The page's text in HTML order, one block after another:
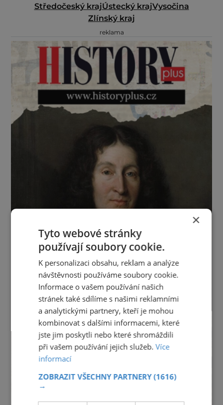
Středočeský krajÚstecký krajVysočina
Zlínský kraj
reklama
×
Tyto webové stránky
používají soubory cookie.
K personalizaci obsahu, reklam a analýze
návštěvnosti používáme soubory cookie.
Informace o vašem používání našich
stránek také sdílíme s našimi reklamními
a analytickými partnery, kteří je mohou
kombinovat s dalšími informacemi, které
jste jim poskytli nebo které shromáždili
při vašem používání jejich služeb.Více
informací
ZOBRAZIT VŠECHNY PARTNERY(1616)
→